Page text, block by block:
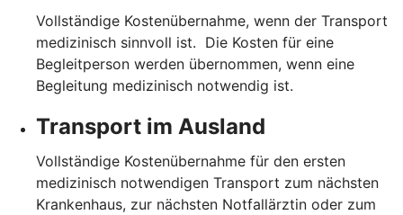
Vollständige Kostenübernahme, wenn der Transport
medizinisch sinnvoll ist. Die Kosten für eine
Begleitperson werden übernommen, wenn eine
Begleitung medizinisch notwendig ist.
Transport im Ausland
Vollständige Kostenübernahme für den ersten
medizinisch notwendigen Transport zum nächsten
Krankenhaus, zur nächsten Notfallärztin oder zum